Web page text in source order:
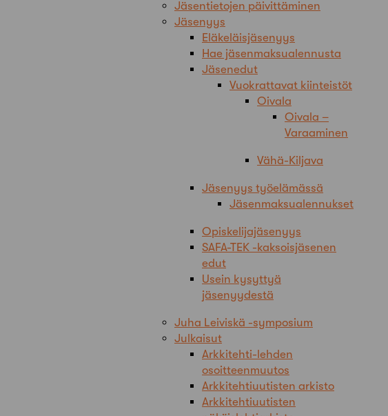
Jäsentietojen päivittäminen
Jäsenyys
Eläkeläisjäsenyys
Hae jäsenmaksualennusta
Jäsenedut
Vuokrattavat kiinteistöt
Oivala
Oivala –
Varaaminen
Vähä-Kiljava
Jäsenyys työelämässä
Jäsenmaksualennukset
Opiskelijajäsenyys
SAFA-TEK -kaksoisjäsenen
edut
Usein kysyttyä
jäsenyydestä
Juha Leiviskä -symposium
Julkaisut
Arkkitehti-lehden
osoitteenmuutos
Arkkitehtiuutisten arkisto
Arkkitehtiuutisten